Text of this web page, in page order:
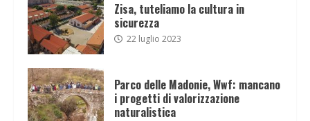
Zisa, tuteliamo la cultura in
sicurezza
22 luglio 2023
Parco delle Madonie, Wwf: mancano
i progetti di valorizzazione
naturalistica